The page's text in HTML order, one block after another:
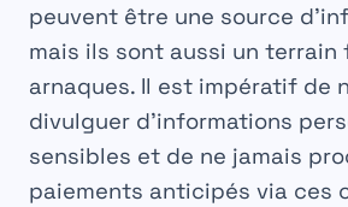
peuvent être une source
mais ils sont aussi un
arnaques. Il est impératif de
divulguer d’informations
sensibles et de ne jamais
paiements anticipés via ces